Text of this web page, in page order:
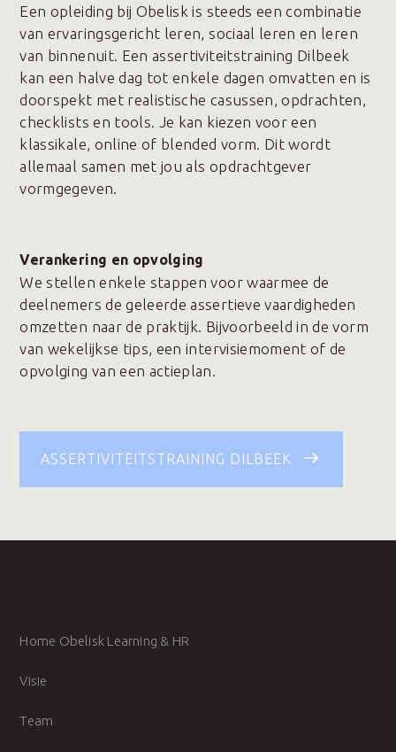
Een opleiding bij Obelisk is steeds een combinatie
van ervaringsgericht leren, sociaal leren en leren
van binnenuit. Een assertiviteitstraining Dilbeek
kan een halve dag tot enkele dagen omvatten en is
doorspekt met realistische casussen, opdrachten,
checklists en tools. Je kan kiezen voor een
klassikale, online of blended vorm. Dit wordt
allemaal samen met jou als opdrachtgever
vormgegeven.
Verankering en opvolging
We stellen enkele stappen voor waarmee de
deelnemers de geleerde assertieve vaardigheden
omzetten naar de praktijk. Bijvoorbeeld in de vorm
van wekelijkse tips, een intervisiemoment of de
opvolging van een actieplan.
ASSERTIVITEITSTRAINING DILBEEK
Home Obelisk Learning & HR
Visie
Team